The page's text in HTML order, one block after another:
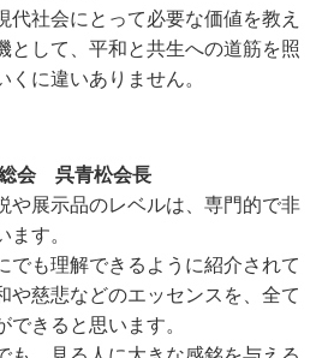
社会にとって必要な価値を教え
として、平和と共生への道筋を照
くに違いありません。
会 呉青松会長
展示品のレベルは、専門的で非
す。
も理解できるように紹介されて
や慈悲などのエッセンスを、全て
きると思います。